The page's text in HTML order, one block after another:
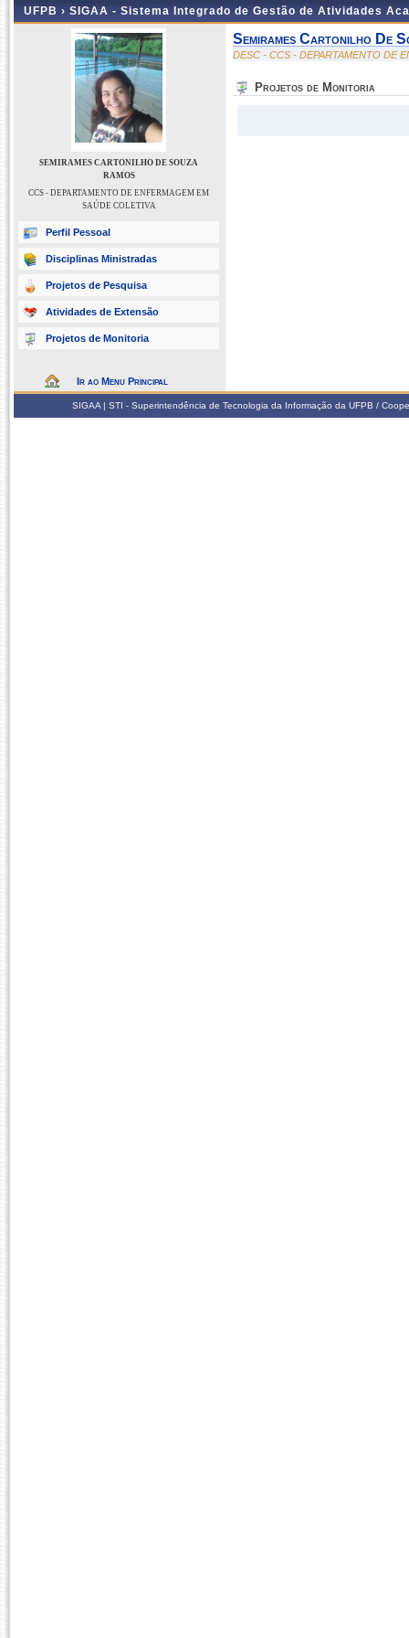
UFPB › SIGAA - Sistema Integrado de Gestão de Atividades
SEMIRAMES CARTONILHO DE SOUZA
RAMOS
CCS - DEPARTAMENTO DE ENFERMAGEM EM
SAÚDE COLETIVA
Perfil Pessoal
Disciplinas Ministradas
Projetos de Pesquisa
Atividades de Extensão
Projetos de Monitoria
Ir ao Menu Principal
Semirames Cartonilho De
DESC - CCS - DEPARTAMENTO DE
Projetos de Monitoria
SIGAA | STI - Superintendência de Tecnologia da Informação da UFPB /